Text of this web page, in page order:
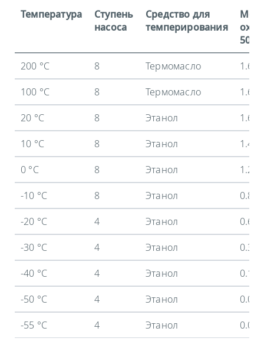
Температура
Ступень
насоса
Средство для
темперирования
50 Гц
200 °C
8 Термомасло
1.6
100 °C
8 Термомасло
1.6
20 °C
8 Этанол
1.6
10 °C
8 Этанол
1.45
0 °C
8 Этанол
1.25
-10 °C
8 Этанол
0.88
-20 °C
4 Этанол
0.62
-30 °C
4 Этанол
0.38
-40 °C
4 Этанол
0.18
-50 °C
4 Этанол
0.05
-55 °C
4 Этанол 0.02